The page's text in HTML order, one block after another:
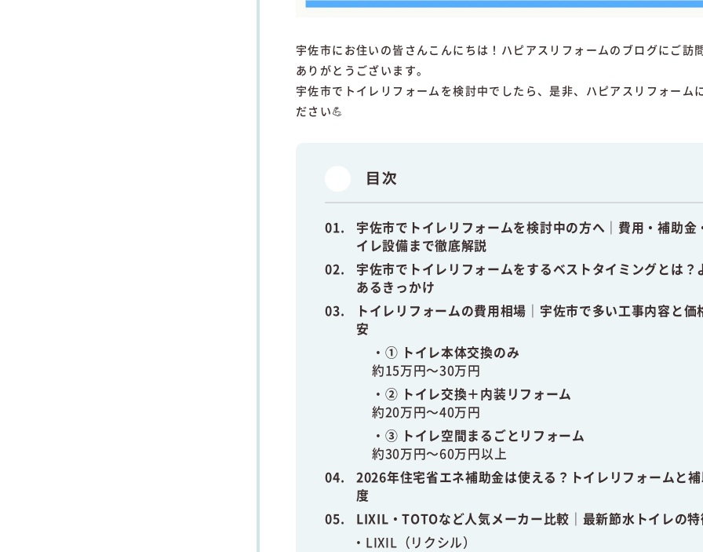
宇佐市にお住いの皆さんこんにちは！ハピアスリフォームのブログにご訪
ありがとうございます。
宇佐市でトイレリフォームを検討中でしたら、是非、ハピアスリフォーム
ださい💪
目次
宇佐市で トイレ リフォームを検討中の方へ｜ 費用・補助金
イレ設備まで徹底解説
宇佐市で トイレ リフォームをするベストタイミングとは？
あるきっかけ
トイレ リフォームの費用相場｜ 宇佐市で多い工事内容と価
安
① トイレ本体交換のみ
約15万円～30万円
② トイレ交換＋内装 リフォーム
約20万円～40万円
③ トイレ空間まるごと リフォーム
約30万円～60万円以上
2026年住宅省エネ補助金は使える？ トイレ リフォームと
度
LIXIL・TOTOなど人気メーカー比較｜ 最新節水 トイレの
LIXIL（リ クシル）